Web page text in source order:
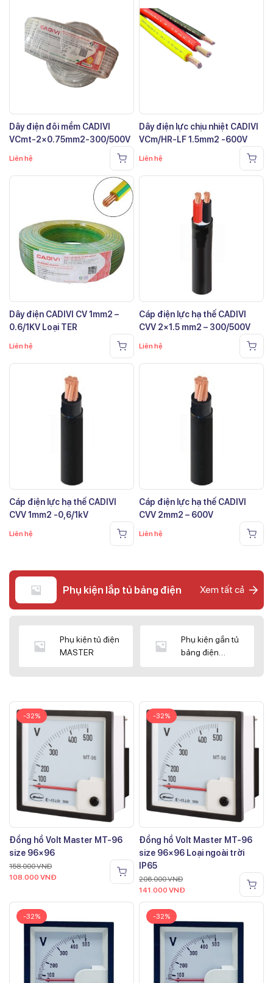
Dây điện đôi mềm CADIVI
VCmt-2×0.75mm2-300/500V
Liên hệ
Dây điện lực chịu nhiệt CADIVI
VCm/HR-LF 1.5mm2 -600V
Liên hệ
Dây điện CADIVI CV 1mm2 –
0.6/1KV Loại TER
Liên hệ
Cáp điện lực hạ thế CADIVI
CVV 2×1.5 mm2 – 300/500V
Liên hệ
Cáp điện lực hạ thế CADIVI
CVV 1mm2 -0,6/1kV
Liên hệ
Cáp điện lực hạ thế CADIVI
CVV 2mm2 – 600V
Liên hệ
Phụ kiện lắp tủ bảng điện Xem tất cả
Phụ kiện tủ điện
MASTER
Phụ kiện gắn tủ
bảng điện
-32%
Đồng hồ Volt Master MT-96
size 96×96
158.000VNĐ
108.000 VNĐ
-32%
Đồng hồ Volt Master MT-96
size 96×96 Loại ngoài trời
IP65
206.000VNĐ
141.000 VNĐ
-32% -32%